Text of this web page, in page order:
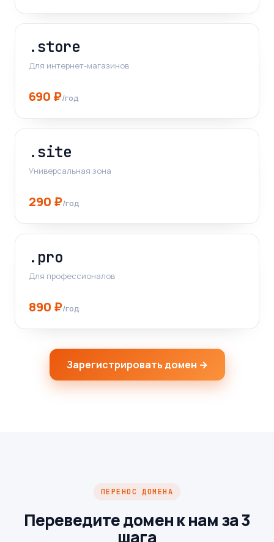
.store
Для интернет-магазинов
690 ₽/год
.site
Универсальная зона
290 ₽/год
.pro
Для профессионалов
890 ₽/год
Зарегистрировать домен →
ПЕРЕНОС ДОМЕНА
Переведите домен к нам за 3
шага